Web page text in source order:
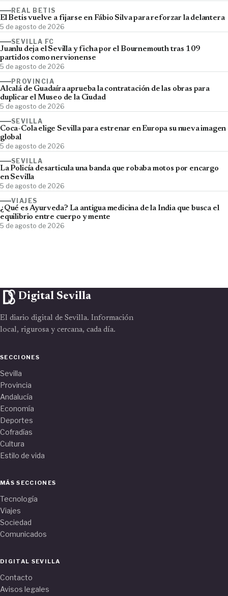
REAL BETIS
El Betis vuelve a fijarse en Fábio Silva para reforzar la delantera
5 de agosto de 2026
SEVILLA FC
Juanlu deja el Sevilla y ficha por el Bournemouth tras 109
partidos como nervionense
5 de agosto de 2026
PROVINCIA
Alcalá de Guadaíra aprueba la contratación de las obras para
duplicar el Museo de la Ciudad
5 de agosto de 2026
SEVILLA
Coca-Cola elige Sevilla para estrenar en Europa su nueva imagen
global
5 de agosto de 2026
SEVILLA
La Policía desarticula una banda que robaba motos por encargo
en Sevilla
5 de agosto de 2026
VIAJES
¿Qué es Ayurveda? La antigua medicina de la India que busca el
equilibrio entre cuerpo y mente
5 de agosto de 2026
Digital Sevilla
El diario digital de Sevilla. Información
local, rigurosa y cercana, cada día.
SECCIONES
Sevilla
Provincia
Andalucía
Economía
Deportes
Cofradías
Cultura
Estilo de vida
MÁS SECCIONES
Tecnología
Viajes
Sociedad
Comunicados
DIGITAL SEVILLA
Contacto
Avisos legales